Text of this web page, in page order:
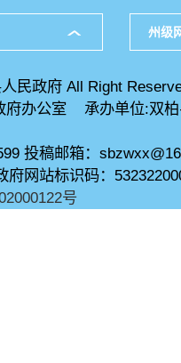
州级
民政府 All Right
府办公室 承办单位:双
投稿邮箱：
府网站标识码：
号